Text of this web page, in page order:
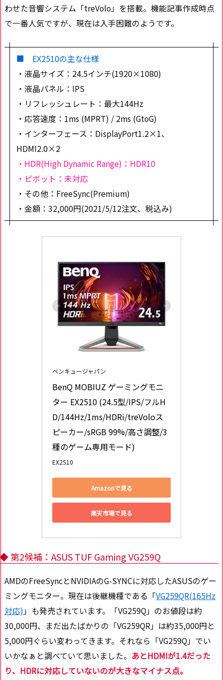
わせた音響システム「treVolo」を搭載。機能記事作成時点
で一番人気ですが、現在は入手困難のようです。
■ EX2510の主な仕様
・液晶サイズ：24.5インチ(1920×1080)
・液晶パネル：IPS
・リフレッシュレート：最大144Hz
・応答速度：1ms (MPRT) / 2ms (GtoG)
・インターフェース：DisplayPort1.2×1、
HDMI2.0×2
・HDR(High Dynamic Range)：HDR10
・ピボット：未対応
・その他：FreeSync(Premium)
・金額：32,000円(2021/5/12注文、税込み)
ベンキュージャパン
BenQ MOBIUZ ゲーミングモニ
ター EX2510 (24.5型/IPS/フルH
D/144Hz/1ms/HDRi/treVoloス
ピーカー/sRGB 99%/高さ調整/3
種のゲーム専用モード)
EX2510
Amazonで見る
楽天市場で見る
◆ 第2候補：ASUS TUF Gaming VG259Q
AMDのFreeSyncとNVIDIAのG-SYNCに対応したASUSのゲー
ミングモニター。現在は後継機種である「VG259QR(165Hz
対応) 」も発売されています。「VG259Q」のお値段は約
30,000円、まだ出たばかりの「VG259QR」は約35,000円と
5,000円ぐらい変わってきます。それなら「VG259Q」でい
いかなぁと調べていて思いました。 あとHDMIが1.4だった
り、HDRに対応していないのが大きなマイナス点。